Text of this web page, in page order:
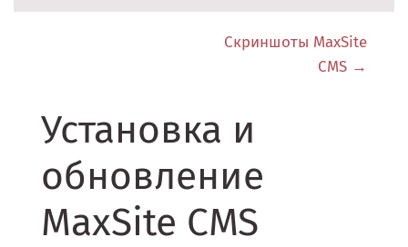
Скриншоты MaxSite
CMS
Установка и
обновление
MaxSite CMS